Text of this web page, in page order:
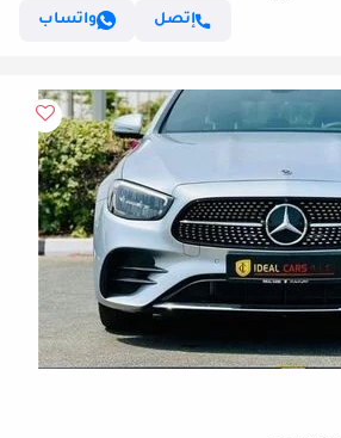
إتصل
واتساب